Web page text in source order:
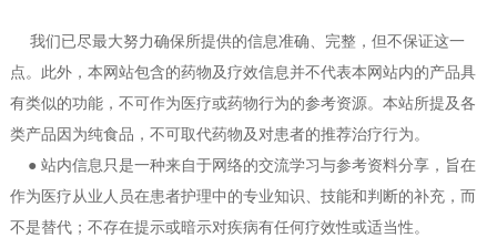
我们已尽最大努力确保所提供的信息准确、完整，但不保证这一
点。此外，本网站包含的药物及疗效信息并不代表本网站内的产品具
有类似的功能，不可作为医疗或药物行为的参考资源。本站所提及各
类产品因为纯食品，不可取代药物及对患者的推荐治疗行为。
●站内信息只是一种来自于网络的交流学习与参考资料分享，旨在
作为医疗从业人员在患者护理中的专业知识、技能和判断的补充，而
不是替代；不存在提示或暗示对疾病有任何疗效性或适当性。